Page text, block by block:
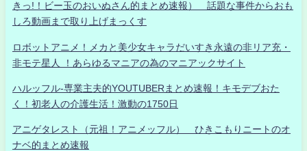
きっ!！ビー玉のおいぬさん的まとめ速報） 話題な事件からおも
しろ動画まで取り上げまっくす
ロボットアニメ！メカと美少女キャラだいすき永遠の非リア充・
非モテ星人 ！あらゆるマニアの為のマニアックサイト
ハルッフル-専業主夫的YOUTUBERまとめ速報！キモデブおた
く！初老人の介護生活！激動の1750日
アニゲタレスト（元祖！アニメッフル） ひきこもりニートのオ
ナベ的まとめ速報